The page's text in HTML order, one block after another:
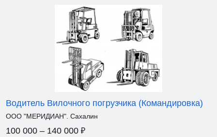
Водитель Вилочного погрузчика (Командировка)
ООО "МЕРИДИАН". Сахалин
100 000 – 140 000 ₽